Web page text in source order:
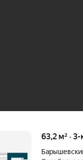
63,2 м² ·